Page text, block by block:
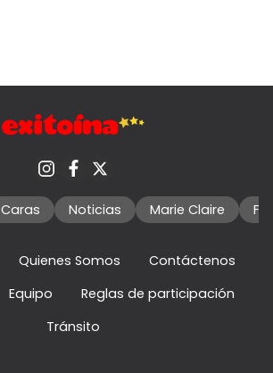
Caras Noticias Marie Claire
Quienes Somos
Contáctenos
Equipo
Reglas de participación
Tránsito